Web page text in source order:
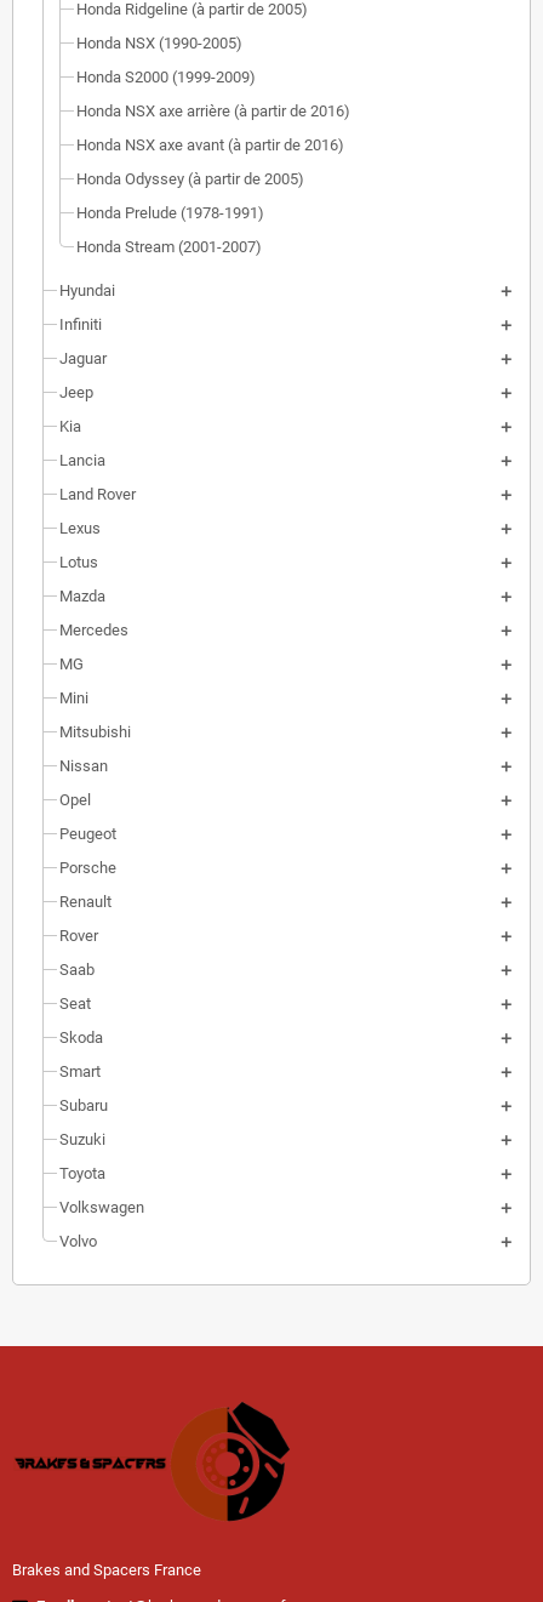
Honda Ridgeline (à partir de 2005)
Honda NSX (1990-2005)
Honda S2000 (1999-2009)
Honda NSX axe arrière (à partir de 2016)
Honda NSX axe avant (à partir de 2016)
Honda Odyssey (à partir de 2005)
Honda Prelude (1978-1991)
Honda Stream (2001-2007)
Hyundai
Infiniti
Jaguar
Jeep
Kia
Lancia
Land Rover
Lexus
Lotus
Mazda
Mercedes
MG
Mini
Mitsubishi
Nissan
Opel
Peugeot
Porsche
Renault
Rover
Saab
Seat
Skoda
Smart
Subaru
Suzuki
Toyota
Volkswagen
Volvo
Brakes and Spacers France